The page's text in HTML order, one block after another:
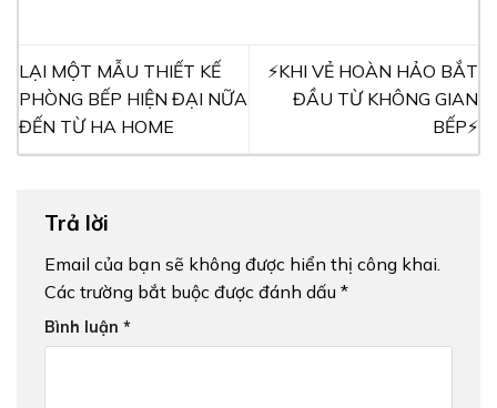
LẠI MỘT MẪU THIẾT KẾ
PHÒNG BẾP HIỆN ĐẠI NỮA
ĐẾN TỪ HA HOME
⚡️KHI VẺ HOÀN HẢO BẮT
ĐẦU TỪ KHÔNG GIAN
BẾP⚡️
Trả lời
Email của bạn sẽ không được hiển thị công khai.
Các trường bắt buộc được đánh dấu *
Bình luận *